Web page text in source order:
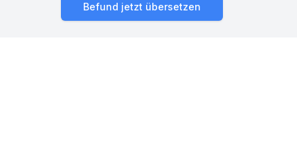
Befund jetzt übersetzen